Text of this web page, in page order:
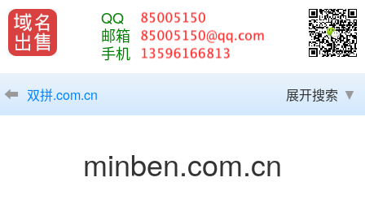
QQ
邮箱
手机
双拼.com.cn 展开搜索
minben.com.cn